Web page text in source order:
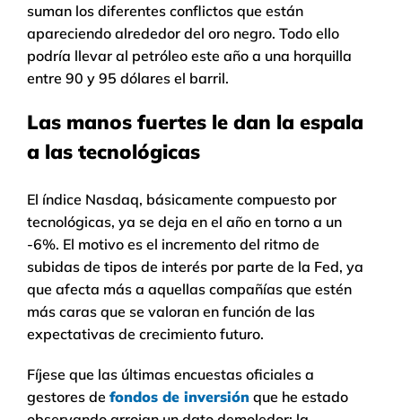
suman los diferentes conflictos que están
apareciendo alrededor del oro negro. Todo ello
podría llevar al petróleo este año a una horquilla
entre 90 y 95 dólares el barril.
Las manos fuertes le dan la espala
a las tecnológicas
El índice Nasdaq, básicamente compuesto por
tecnológicas, ya se deja en el año en torno a un
-6%. El motivo es el incremento del ritmo de
subidas de tipos de interés por parte de la Fed, ya
que afecta más a aquellas compañías que estén
más caras que se valoran en función de las
expectativas de crecimiento futuro.
Fíjese que las últimas encuestas oficiales a
gestores de fondos de inversión que he estado